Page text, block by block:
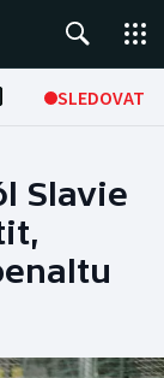
SLEDOVAT
Slavie